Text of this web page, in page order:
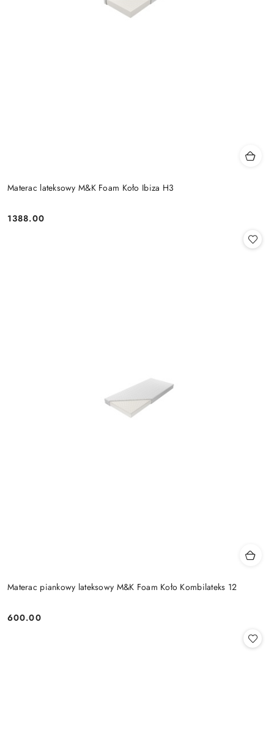
Materac lateksowy M&K Foam Koło Ibiza H3
Cena:
1388.00
Materac piankowy lateksowy M&K Foam Koło Kombilateks 12
Cena:
600.00